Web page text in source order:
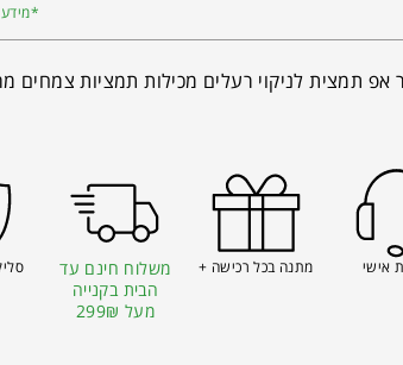
אפ תמצית לניקוי רעלים מכילות תמציות צמחים
אישי מתנה בכל רכישה +
משלוח חינם עד
הבית בקנייה
מעל 299₪